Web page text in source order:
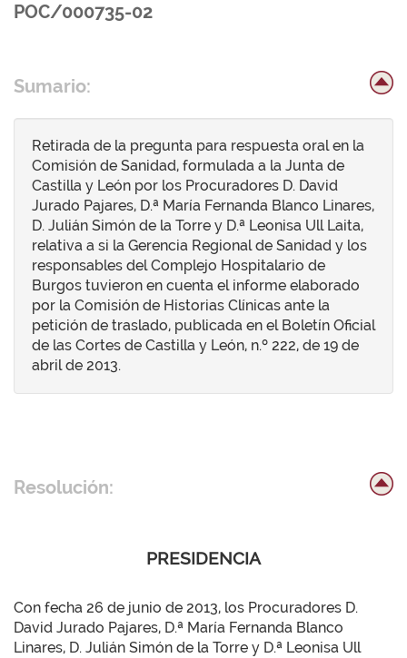
POC/000735-02
Sumario:
Retirada de la pregunta para respuesta oral en la
Comisión de Sanidad, formulada a la Junta de
Castilla y León por los Procuradores D. David
Jurado Pajares, D.ª María Fernanda Blanco Linares,
D. Julián Simón de la Torre y D.ª Leonisa Ull Laita,
relativa a si la Gerencia Regional de Sanidad y los
responsables del Complejo Hospitalario de
Burgos tuvieron en cuenta el informe elaborado
por la Comisión de Historias Clínicas ante la
petición de traslado, publicada en el Boletín Oficial
de las Cortes de Castilla y León, n.º 222, de 19 de
abril de 2013.
Resolución:
PRESIDENCIA
Con fecha 26 de junio de 2013, los Procuradores D.
David Jurado Pajares, D.ª María Fernanda Blanco
Linares, D. Julián Simón de la Torre y D.ª Leonisa Ull